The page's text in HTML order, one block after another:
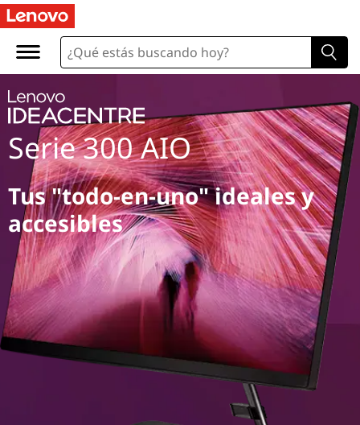
Serie 300 AIO
Tus "todo-en-uno" ideales y
accesibles